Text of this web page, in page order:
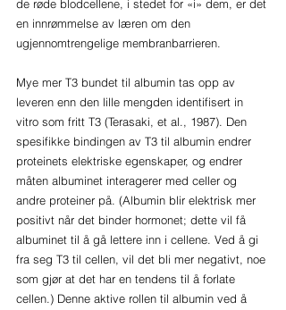
de røde blodcellene, i stedet for «i» dem, er det
en innrømmelse av læren om den
ugjennomtrengelige membranbarrieren.
Mye mer T3 bundet til albumin tas opp av
leveren enn den lille mengden identifisert in
vitro som fritt T3 (Terasaki, et al., 1987). Den
spesifikke bindingen av T3 til albumin endrer
proteinets elektriske egenskaper, og endrer
måten albuminet interagerer med celler og
andre proteiner på. (Albumin blir elektrisk mer
positivt når det binder hormonet; dette vil få
albuminet til å gå lettere inn i cellene. Ved å gi
fra seg T3 til cellen, vil det bli mer negativt, noe
som gjør at det har en tendens til å forlate
cellen.) Denne aktive rollen til albumin ved å